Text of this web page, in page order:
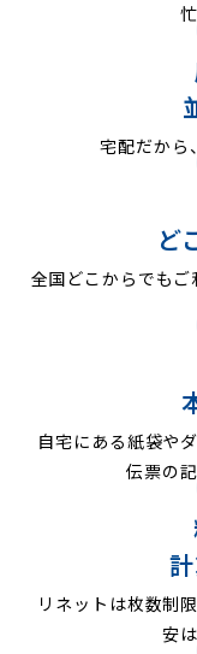
宅配だから
ど
全国どこからでも
自宅にある紙袋や
伝票の
リネットは枚数制
安